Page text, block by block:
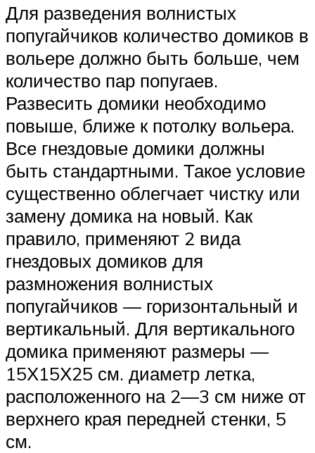
Для разведения волнистых
попугайчиков количество домиков в
вольере должно быть больше, чем
количество пар попугаев.
Развесить домики необходимо
повыше, ближе к потолку вольера.
Все гнездовые домики должны
быть стандартными. Такое условие
существенно облегчает чистку или
замену домика на новый. Как
правило, применяют 2 вида
гнездовых домиков для
размножения волнистых
попугайчиков — горизонтальный и
вертикальный. Для вертикального
домика применяют размеры —
15Х15Х25 см. диаметр летка,
расположенного на 2—3 см ниже от
верхнего края передней стенки, 5
см.